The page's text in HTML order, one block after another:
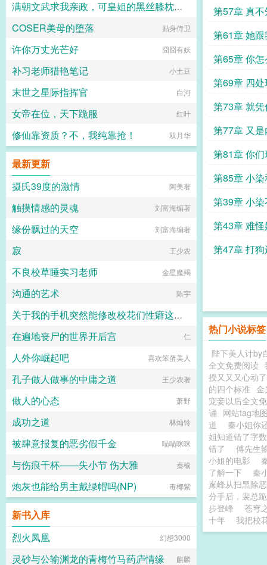
第57章 真
东西
第61章 她
第65章 你
第69章 四
第73章 就
第77章 又
第81章 你
秦慕染
第85章 小
第39章 小
第43章 难
呢
第47章 打
热门小说标签
陛下美人计by
全文免费阅读
授又又又心动
的四个标准 金
宠妾以后全文
诵 网站tag地
道
秦小姐你
姐知道错了字
错了
傅先生
小姐的电影
了解一下
秦
巅峰从扫黑除
分手后，裴总
步登峰
苍穹
十年
我把校
满朝文武求我亲政，可皇姐的黑丝膝枕和肥逼太舒服了
十六岁的阿宾
COSER美母的堕落 贴身侍卫
许你万丈光芒好 囧囧有妖
补习老师猎艳笔记 小土豆
末世之星际指挥官 白河
女帝在位，天下跪服 红叶
修仙靠资质？不，我纯靠抢！ 双月华
最新更新
摄氏39度的激情
阿美著
触摸情感的灵魂 刘富海编著
缘份飘过的天空 刘富海编著
寂 王少农
不良校草睡实习老师 金星魔羯
沟通的艺术 陈宇
关于我的手机突然能修改校花们性癖这回事
晨曦之主
在遍地丧尸的世界开后宫 仁
人外你崛起吧 喜欢笨蛋美人
孔子做人做事的中庸之道 王少农著
做人的心态 萧野
成功之道 林灿铃
被肆意报复的恶劣假千金 喵喵咪咪
与伤痕干杯——失小节 伤大雅 秦榆
炮灰也能给男主戴绿帽吗(NP) 毒椰紫
新书入库
烈火凤凰
幻想3000
灵砂与公输渊龙的青梅竹马药庐情缘 麒麟